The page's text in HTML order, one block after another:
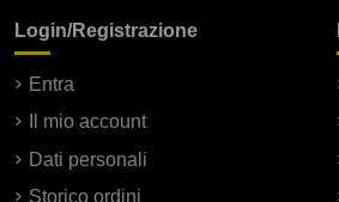
Login/Registrazione
Entra
Il mio account
Dati personali
Storico ordini